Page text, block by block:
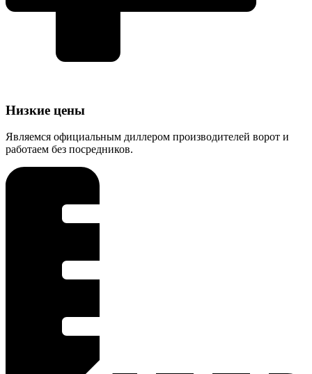
Низкие цены
Являемся официальным диллером производителей ворот и
работаем без посредников.